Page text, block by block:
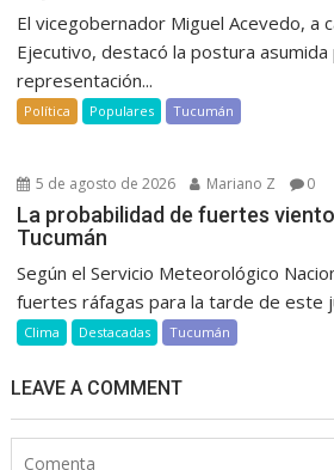
El vicegobernador Miguel Acevedo, a
Ejecutivo, destacó la postura asumida
representación...
Política Populares Tucumán
5 de agosto de 2026 Mariano Z 0
La probabilidad de fuertes
Tucumán
Según el Servicio Meteorológico
fuertes ráfagas para la tarde de este
Clima Destacadas Tucumán
LEAVE A COMMENT